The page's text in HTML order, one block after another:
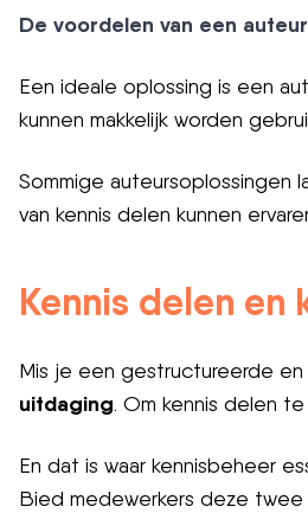
De voordelen van een
Een ideale oplossing is een
kunnen makkelijk worden
Sommige auteursoplossingen
van kennis delen kunnen
Kennis delen en
Mis je een gestructureerde
uitdaging. Om kennis delen
En dat is waar kennisbeheer
Bied medewerkers deze twee